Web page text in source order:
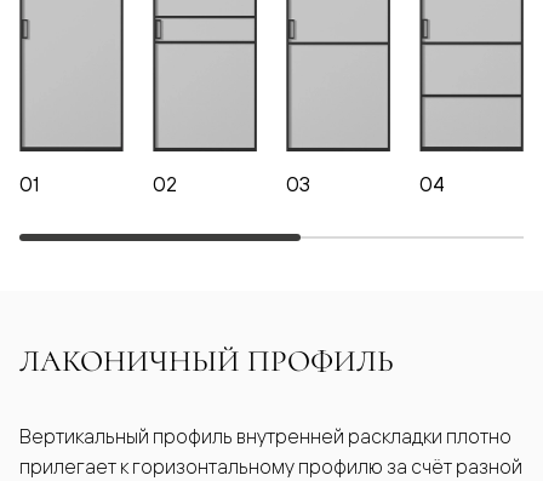
01 02 03 04
ЛАКОНИЧНЫЙ ПРОФИЛЬ
Вертикальный профиль внутренней раскладки плотно
прилегает к горизонтальному профилю за счёт разной